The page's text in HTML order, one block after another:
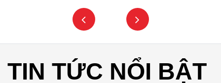
TIN TỨC NỔI BẬT